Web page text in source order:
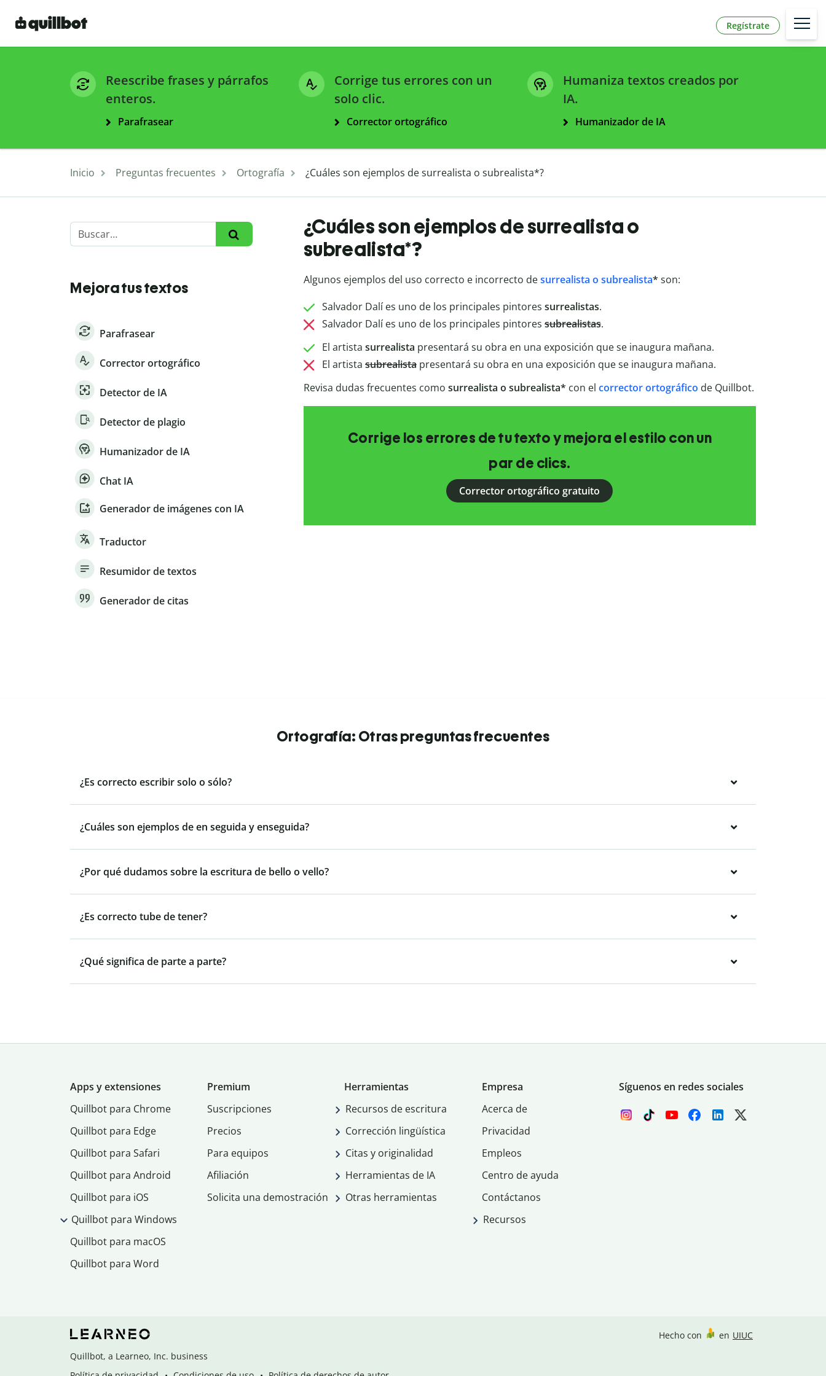
Regístrate
Reescribe frases y párrafos
enteros.
Parafrasear
Corrige tus errores con un
solo clic.
Corrector ortográfico
Humaniza textos creados por
IA.
Humanizador de IA
Inicio Preguntas frecuentes Ortografía ¿Cuáles son ejemplos de surrealista o subrealista*?
Mejora tus textos
Parafrasear
Corrector ortográfico
Detector de IA
Detector de plagio
Humanizador de IA
Chat IA
Generador de imágenes con IA
Traductor
Resumidor de textos
Generador de citas
¿Cuáles son ejemplos de surrealista o
subrealista*?
Algunos ejemplos del uso correcto e incorrecto desurrealista o subrealista* son:
Salvador Dalí es uno de los principales pintores surrealistas.
Salvador Dalí es uno de los principales pintores subrealistas.
El artista surrealista presentará su obra en una exposición que se inaugura mañana.
El artista subrealistapresentará su obra en una exposición que se inaugura mañana.
Revisa dudas frecuentes como surrealista o subrealista* con el corrector ortográfico de Quillbot.
Corrige los errores de tu texto y mejora el estilo con un
par de clics.
Corrector ortográfico gratuito
Ortografía: Otras preguntas frecuentes
¿Es correcto escribir solo o sólo?
¿Cuáles son ejemplos de en seguida y enseguida?
¿Por qué dudamos sobre la escritura de bello o vello?
¿Es correcto tube de tener?
¿Qué significa de parte a parte?
Apps y extensiones
Quillbot para Chrome
Quillbot para Edge
Quillbot para Safari
Quillbot para Android
Quillbot para iOS
Quillbot para Windows
Quillbot para macOS
Quillbot para Word
Premium
Suscripciones
Precios
Para equipos
Afiliación
Solicita una demostración
Herramientas
Recursos de escritura
Corrección lingüística
Citas y originalidad
Herramientas de IA
Otras herramientas
Empresa
Acerca de
Privacidad
Empleos
Centro de ayuda
Contáctanos
Recursos
Síguenos en redes sociales
Quillbot, a Learneo, Inc. business
Hecho con en UIUC